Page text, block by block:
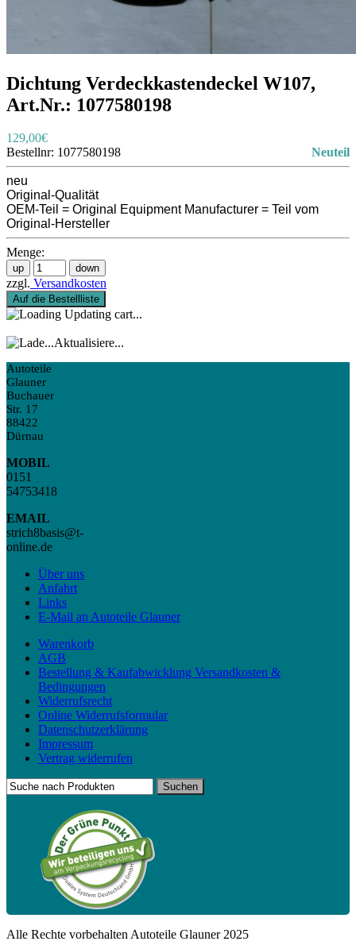
Dichtung Verdeckkastendeckel W107,
Art.Nr.: 1077580198
129,00€
Bestellnr: 1077580198 Neuteil
neu
Original-Qualität
OEM-Teil = Original Equipment Manufacturer = Teil vom
Original-Hersteller
Menge:
zzgl. Versandkosten
Auf die Bestellliste
Updating cart...
Aktualisiere...
Autoteile
Glauner
Buchauer
Str. 17
88422
Dürnau
MOBIL
0151
54753418
EMAIL
strich8basis@t-
online.de
Über uns
Anfahrt
Links
E-Mail an Autoteile Glauner
Warenkorb
AGB
Bestellung & Kaufabwicklung Versandkosten &
Bedingungen
Widerrufsrecht
Online Widerrufsformular
Datenschutzerklärung
Impressum
Vertrag widerrufen
Alle Rechte vorbehalten Autoteile Glauner 2025